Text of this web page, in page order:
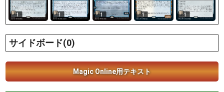
1 1 1 1 1
サイドボード(0)
Magic Online用テキスト